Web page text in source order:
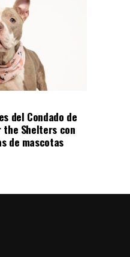
del Condado de
the Shelters con
de mascotas